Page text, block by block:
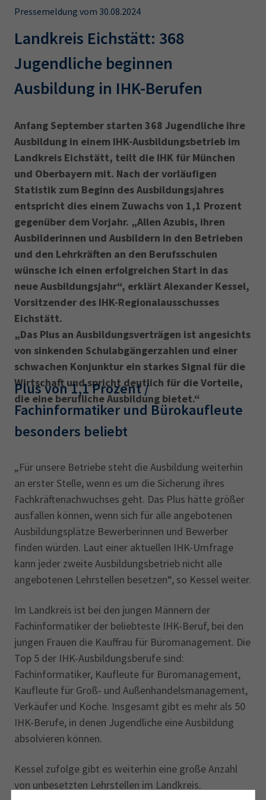
Leichte Sprache
Karriere
EN
IHK Akademie
Magazin Log-in
34i
Betriebswirt Prüfbericht
Pressemeldung vom 30.08.2024
Landkreis Eichstätt: 368
Jugendliche beginnen
Ausbildung in IHK-Berufen
Anfang September starten 368 Jugendliche ihre
Ausbildung in einem IHK-Ausbildungsbetrieb im
Landkreis Eichstätt, teilt die IHK für München
und Oberbayern mit. Nach der vorläufigen
Statistik zum Beginn des Ausbildungsjahres
entspricht dies einem Zuwachs von 1,1 Prozent
gegenüber dem Vorjahr. „Allen Azubis, ihren
Ausbilderinnen und Ausbildern in den Betrieben
und den Lehrkräften an den Berufsschulen
wünsche ich einen erfolgreichen Start in das
neue Ausbildungsjahr“, erklärt Alexander Kessel,
Vorsitzender des IHK-Regionalausschusses
Eichstätt.
„Das Plus an Ausbildungsverträgen ist angesichts
von sinkenden Schulabgängerzahlen und einer
schwachen Konjunktur ein starkes Signal für die
Wirtschaft und spricht deutlich für die Vorteile,
die eine berufliche Ausbildung bietet.“
Plus von 1,1 Prozent /
Fachinformatiker und Bürokaufleute
besonders beliebt
„Für unsere Betriebe steht die Ausbildung weiterhin
an erster Stelle, wenn es um die Sicherung ihres
Fachkräftenachwuchses geht. Das Plus hätte größer
ausfallen können, wenn sich für alle angebotenen
Ausbildungsplätze Bewerberinnen und Bewerber
finden würden. Laut einer aktuellen IHK-Umfrage
kann jeder zweite Ausbildungsbetrieb nicht alle
angebotenen Lehrstellen besetzen“, so Kessel weiter.
Im Landkreis ist bei den jungen Männern der
Fachinformatiker der beliebteste IHK-Beruf, bei den
jungen Frauen die Kauffrau für Büromanagement. Die
Top 5 der IHK-Ausbildungsberufe sind:
Fachinformatiker, Kaufleute für Büromanagement,
Kaufleute für Groß- und Außenhandelsmanagement,
Verkäufer und Köche. Insgesamt gibt es mehr als 50
IHK-Berufe, in denen Jugendliche eine Ausbildung
absolvieren können.
Kessel zufolge gibt es weiterhin eine große Anzahl
von unbesetzten Lehrstellen im Landkreis.